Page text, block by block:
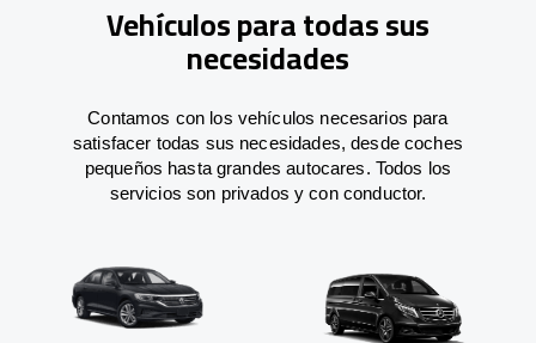
Vehículos para todas sus
necesidades
Contamos con los vehículos necesarios para
satisfacer todas sus necesidades, desde coches
pequeños hasta grandes autocares. Todos los
servicios son privados y con conductor.